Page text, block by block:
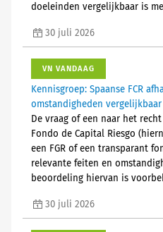
doeleinden vergelijkbaar is
30 juli 2026
VN VANDAAG
Kennisgroep: Spaanse FCR
omstandigheden vergelijkbaar
De vraag of een naar het
Fondo de Capital Riesgo
een FGR of een transparant
relevante feiten en
beoordeling hiervan is
30 juli 2026